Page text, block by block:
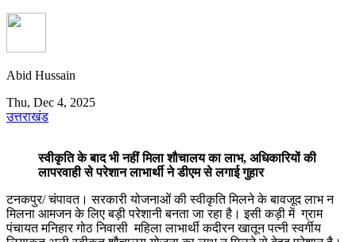
Abid Hussain
Thu, Dec 4, 2025
उत्तराखंड
स्वीकृति के बाद भी नहीं मिला शौचालय का लाभ, अधिकारियों की
लापरवाही से परेशान लाभार्थी ने डीएम से लगाई गुहार
टनकपुर/ चंपावत। सरकारी योजनाओं की स्वीकृति मिलने के बावजूद लाभ न
मिलना आमजन के लिए बड़ी परेशानी बनता जा रहा है। इसी कड़ी में ग्राम
पंचायत मनिहार गोठ निवासी महिला लाभार्थी कदीरन खातून पत्नी स्वर्गीय